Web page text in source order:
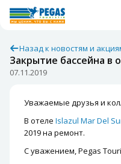
Назад к новостям и
Закрытие бассейна в
07.11.2019
Уважаемые друзья и
В отеле Islazul Mar Del
2019 на ремонт.
С уважением, Pegas